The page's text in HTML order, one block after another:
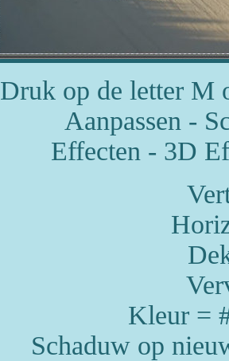
Druk op de letter M
Aanpassen -
Effecten - 3D
Kleur =
Schaduw op